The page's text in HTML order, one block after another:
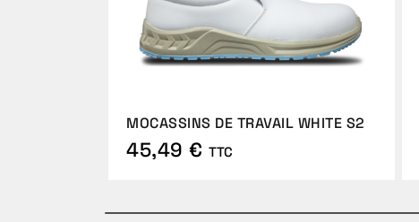
MOCASSINS DE TRAVAIL WHITE S2
45,49 € TTC